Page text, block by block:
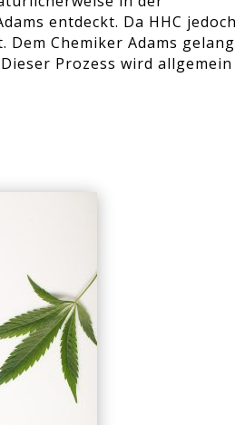
entdeckt. Da HHC jedoch
Chemiker Adams gelang
Prozess wird allgemein